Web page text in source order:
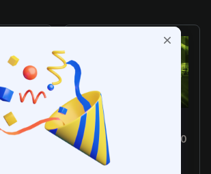
İlgili Ürün
[Türkiye E-Postalı] 1-300
Skin Arası Random
Hesap - Valorant